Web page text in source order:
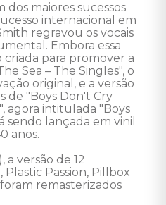
maiores sucessos
internacional em
regravou os vocais
Embora essa
criada para promover a
Sea – The Singles", o
original, e a versão
de "Boys Don't Cry
agora intitulada "Boys
sendo lançada em vinil
anos.
a versão de 12
Plastic Passion, Pillbox
remasterizados